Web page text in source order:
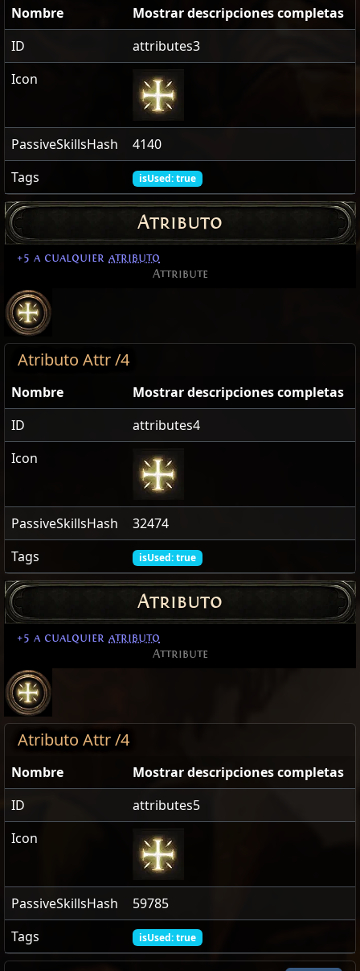
Nombre
Mostrar descripciones completas
ID
attributes3
Icon
PassiveSkillsHash
4140
Tags
isUsed: true
Atributo
+5 a cualquier atributo
Attribute
Atributo Attr /4
Nombre
Mostrar descripciones completas
ID
attributes4
Icon
PassiveSkillsHash
32474
Tags
isUsed: true
Atributo
+5 a cualquier atributo
Attribute
Atributo Attr /4
Nombre
Mostrar descripciones completas
ID
attributes5
Icon
PassiveSkillsHash
59785
Tags
isUsed: true